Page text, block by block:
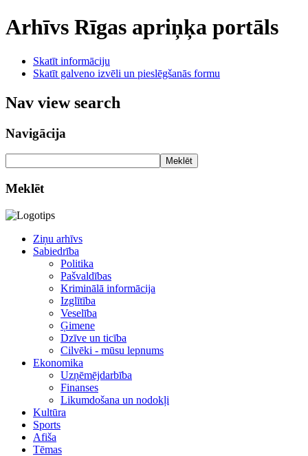
Arhīvs Rīgas apriņķa portāls
Skatīt informāciju
Skatīt galveno izvēli un pieslēgšanās formu
Nav view search
Navigācija
Meklēt
Meklēt
Ziņu arhīvs
Sabiedrība
Politika
Pašvaldības
Kriminālā informācija
Izglītība
Veselība
Ģimene
Dzīve un ticība
Cilvēki - mūsu lepnums
Ekonomika
Uzņēmējdarbība
Finanses
Likumdošana un nodokļi
Kultūra
Sports
Afiša
Tēmas